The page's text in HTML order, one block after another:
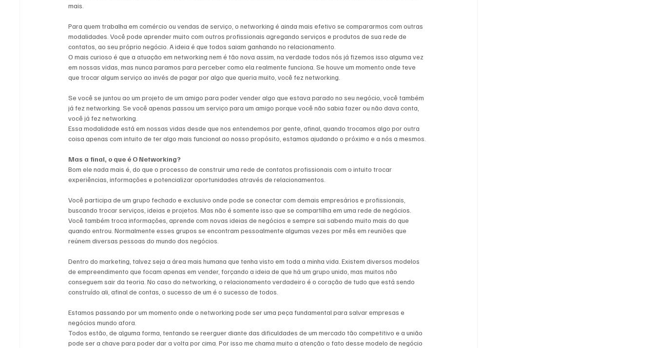
mais.
Para quem trabalha em comércio ou vendas de serviço, o networking é ainda mais efetivo se compararmos com outras
modalidades. Você pode aprender muito com outros profissionais agregando serviços e produtos de sua rede de
contatos, ao seu próprio negócio. A ideia é que todos saiam ganhando no relacionamento.
O mais curioso é que a atuação em networking nem é tão nova assim, na verdade todos nós já fizemos isso alguma vez
em nossas vidas, mas nunca paramos para perceber como ela realmente funciona. Se houve um momento onde teve
que trocar algum serviço ao invés de pagar por algo que queria muito, você fez networking.
Se você se juntou ao um projeto de um amigo para poder vender algo que estava parado no seu negócio, você também
já fez networking. Se você apenas passou um serviço para um amigo porque você não sabia fazer ou não dava conta,
você já fez networking.
Essa modalidade está em nossas vidas desde que nos entendemos por gente, afinal, quando trocamos algo por outra
coisa apenas com intuito de ter algo mais funcional ao nosso propósito, estamos ajudando o próximo e a nós a mesmos.
Mas a final, o que é O Networking?
Bom ele nada mais é, do que o processo de construir uma rede de contatos profissionais com o intuito trocar
experiências, informações e potencializar oportunidades através de relacionamentos.
Você participa de um grupo fechado e exclusivo onde pode se conectar com demais empresários e profissionais,
buscando trocar serviços, ideias e projetos. Mas não é somente isso que se compartilha em uma rede de negócios.
Você também troca informações, aprende com novas ideias de negócios e sempre sai sabendo muito mais do que
quando entrou. Normalmente esses grupos se encontram pessoalmente algumas vezes por mês em reuniões que
reúnem diversas pessoas do mundo dos negócios.
Dentro do marketing, talvez seja a área mais humana que tenha visto em toda a minha vida. Existem diversos modelos
de empreendimento que focam apenas em vender, forçando a ideia de que há um grupo unido, mas muitos não
conseguem sair da teoria. No caso do networking, o relacionamento verdadeiro é o coração de tudo que está sendo
construído ali, afinal de contas, o sucesso de um é o sucesso de todos.
Estamos passando por um momento onde o networking pode ser uma peça fundamental para salvar empresas e
negócios mundo afora.
Todos estão, de alguma forma, tentando se reerguer diante das dificuldades de um mercado tão competitivo e a união
pode ser a chave para poder dar a volta por cima. Por isso me chama muito a atenção o fato desse modelo de negócio